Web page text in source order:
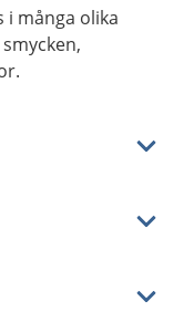
i många olika